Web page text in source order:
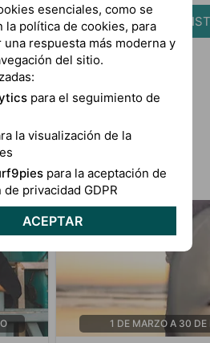
YOGA PARA
Andalucía
7 días
1 DE MARZO A 30 DE
esenciales, como se
la política de cookies, para
respuesta más moderna y
del sitio.
para el seguimiento de
la visualización de la
para la aceptación de
privacidad GDPR
ACEPTAR